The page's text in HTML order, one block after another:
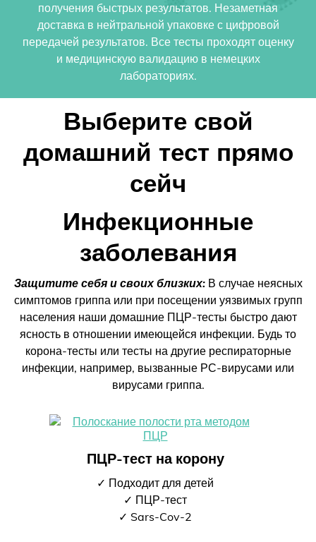
получения быстрых результатов. Незаметная
доставка в нейтральной упаковке с цифровой
передачей результатов. Все тесты проходят оценку
и медицинскую валидацию в немецких
лабораториях.
Выберите свой
домашний тест прямо
сейч
Инфекционные
заболевания
Защитите себя и своих близких:В случае неясных
симптомов гриппа или при посещении уязвимых групп
населения наши домашние ПЦР-тесты быстро дают
ясность в отношении имеющейся инфекции. Будь то
корона-тесты или тесты на другие респираторные
инфекции, например, вызванные РС-вирусами или
вирусами гриппа.
ПЦР-тест на корону
✓ Подходит для детей
✓ ПЦР-тест
✓ Sars-Cov-2